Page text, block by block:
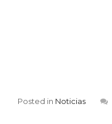
Posted in Noticias